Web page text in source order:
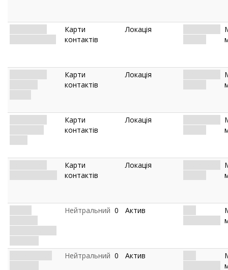
Карти
контактів
Локація
Карти
контактів
Локація
Карти
контактів
Локація
Карти
контактів
Локація
Нейтральний 0 Актив
Нейтральний 0 Актив